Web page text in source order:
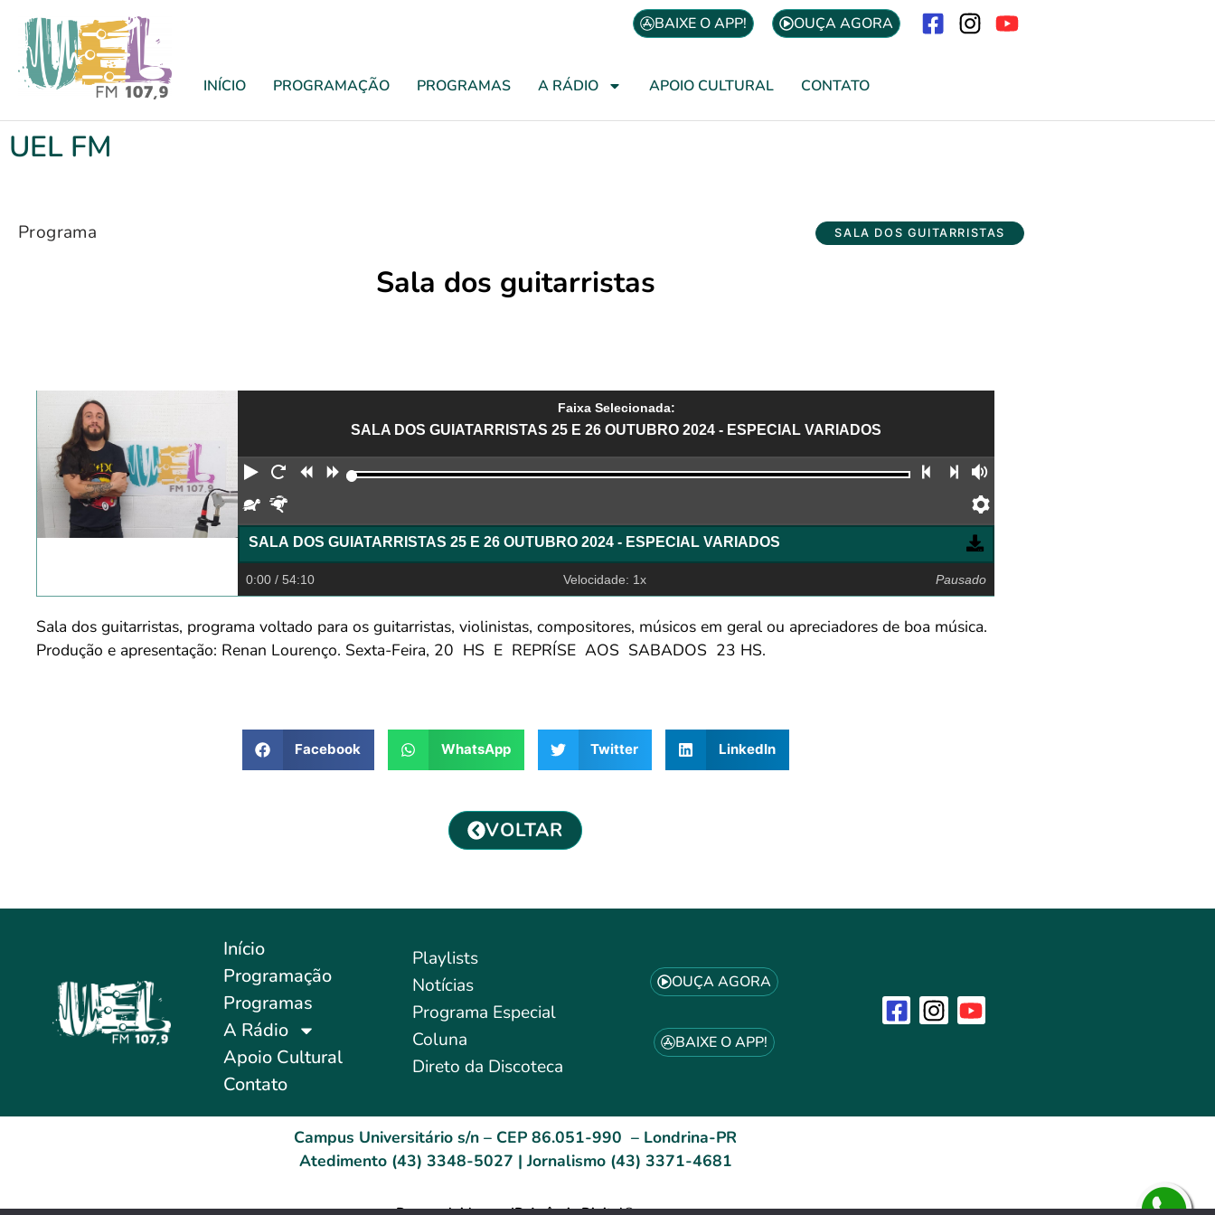
BAIXE O APP! OUÇA AGORA
INÍCIO PROGRAMAÇÃO PROGRAMAS A RÁDIO APOIO CULTURAL CONTATO
UEL FM
Programa SALA DOS GUITARRISTAS
Sala dos guitarristas
Faixa Selecionada:
SALA DOS GUIATARRISTAS 25 E 26 OUTUBRO 2024 - ESPECIAL VARIADOS
Reproduzir
Reiniciar
Retroceder
Avançar Faixa anterior
Próxima faixa
Devagar
Preferências
SALA DOS GUIATARRISTAS 25 E 26 OUTUBRO 2024 - ESPECIAL VARIADOS
0:00 / 54:10 Velocidade: 1x Pausado
Sala dos guitarristas, programa voltado para os guitarristas, violinistas, compositores, músicos em geral ou apreciadores de boa música.
Produção e apresentação: Renan Lourenço. Sexta-Feira, 20 HS E REPRÍSE AOS SABADOS 23 HS.
Facebook WhatsApp Twitter LinkedIn
VOLTAR
Início
Programação
Programas
A Rádio
Apoio Cultural
Contato
Playlists
Notícias
Programa Especial
Coluna
Direto da Discoteca
OUÇA AGORA
BAIXE O APP!
Campus Universitário s/n – CEP 86.051-990 – Londrina-PR
Atedimento (43) 3348-5027 | Jornalismo (43) 3371-4681